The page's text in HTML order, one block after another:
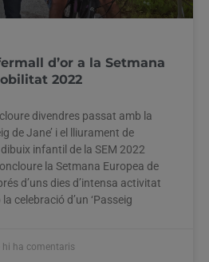
d’or a la Setmana
2022
divendres passat amb la
de Jane’ i el lliurament de
dibuix infantil de la SEM 2022
la Setmana Europea de
d’uns dies d’intensa activitat
celebració d’un ‘Passeig
hi ha comentaris